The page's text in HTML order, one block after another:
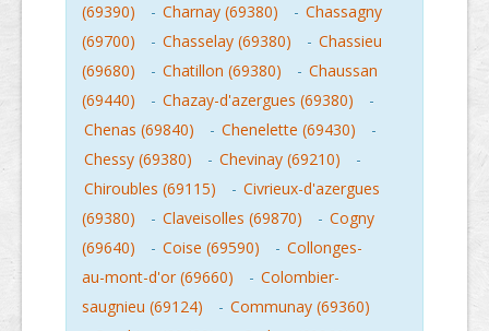
(69390)
- Charnay (69380) - Chassagny
(69700)
- Chasselay (69380) - Chassieu
(69680)
- Chatillon (69380) - Chaussan
(69440)
- Chazay-d'azergues (69380)
-
Chenas (69840)
- Chenelette (69430)
-
Chessy (69380)
- Chevinay (69210)
-
Chiroubles (69115)
- Civrieux-d'azergues
(69380)
- Claveisolles (69870) - Cogny
(69640)
- Coise (69590) - Collonges-
au-mont-d'or (69660)
- Colombier-
saugnieu (69124)
- Communay (69360)